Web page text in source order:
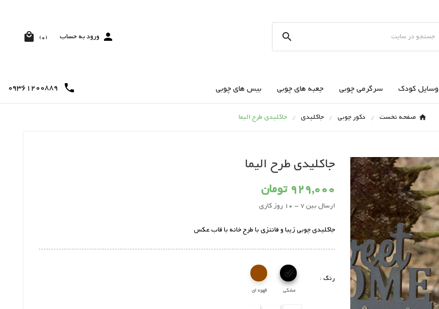

 ورود به حساب  (0)
وسایل کودک سرگرمی چوبی جعبه های چوبی بیس های چوبی 
09361200889
صفحه نخست دکور چوبی جاکلیدی جاکلیدی طرح الیما
جاکلیدی طرح الیما
929,000 تومان
ارسال بین 7 - 10 روز کاری
جاکلیدی چوبی زیبا و فانتزی با طرح خانه با قاب عکس
رنگ :
مشکی

قهوه ای